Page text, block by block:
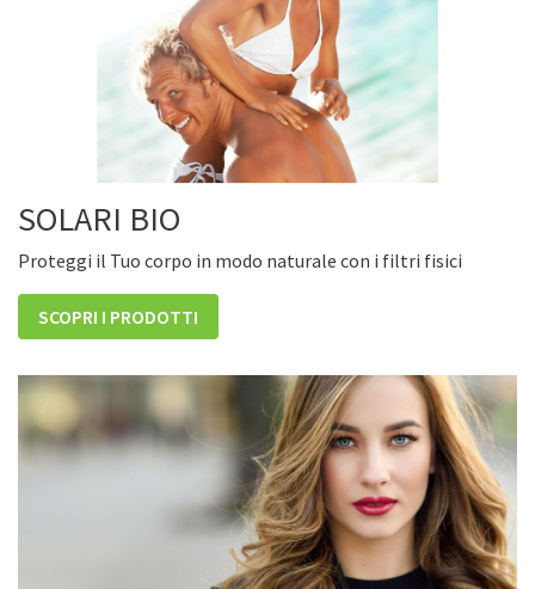
SOLARI BIO
Proteggi il Tuo corpo in modo naturale con i filtri fisici
SCOPRI I PRODOTTI